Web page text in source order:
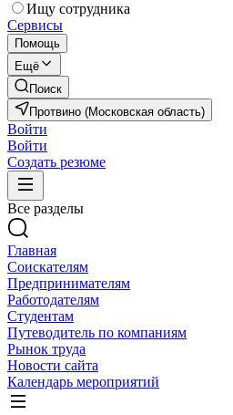
Ищу сотрудника
Сервисы
Помощь
Ещё
Поиск
Протвино (Московская область)
Войти
Войти
Создать резюме
Все разделы
Главная
Соискателям
Предпринимателям
Работодателям
Студентам
Путеводитель по компаниям
Рынок труда
Новости сайта
Календарь мероприятий